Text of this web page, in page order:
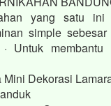
yang satu ini
simple
Untuk membantu
Dekorasi